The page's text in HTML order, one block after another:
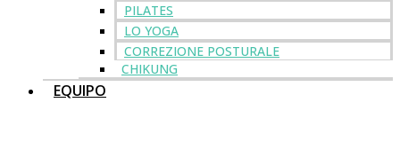
PILATES
LO YOGA
CORREZIONE POSTURALE
CHIKUNG
EQUIPO